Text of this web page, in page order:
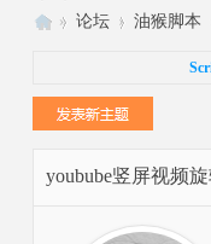
中
» 论坛 › 油猴脚本
youbube竖屏视频